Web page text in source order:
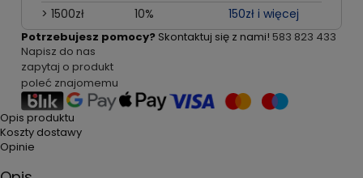
> 1500zł
10% 150zł i więcej
Potrzebujesz pomocy? Skontaktuj się z nami! 583 823 433
Napisz do nas
zapytaj o produkt
poleć znajomemu
Opis produktu
Koszty dostawy
Opinie